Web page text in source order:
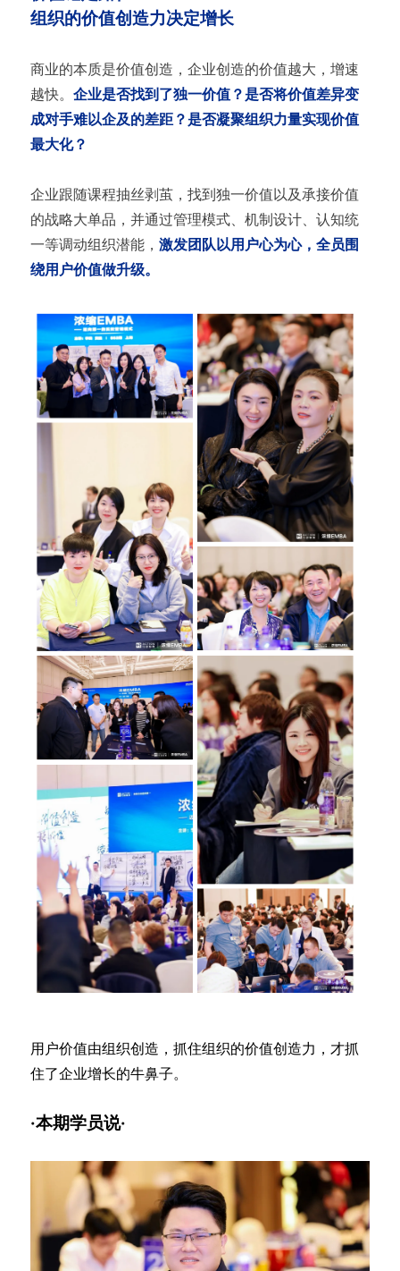
组织的价值创造力决定增长
商业的本质是价值创造，企业创造的价值越大，增速
越快。 企业是否找到了独一价值？是否将价值差异变
成对手难以企及的差距？是否凝聚组织力量实现价值
最大化？
企业跟随课程抽丝剥茧，找到独一价值以及承接价值
的战略大单品，并通过管理模式、机制设计、认知统
一等调动组织潜能， 激发团队以用户心为心，全员围
绕用户价值做升级。
用户价值由组织创造，抓住组织的价值创造力，才抓
住了企业增长的牛鼻子。
·本期学员说·